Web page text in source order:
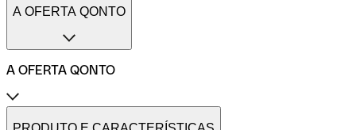
A OFERTA QONTO
A OFERTA QONTO
Tarifas